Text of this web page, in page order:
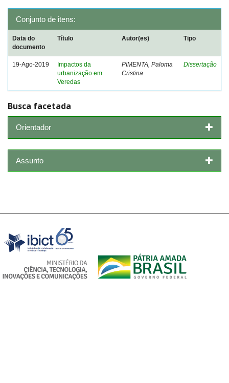
Conjunto de itens:
Data do
documento
Título Autor(es) Tipo
19-Ago-2019
Impactos da
urbanização em
Veredas
PIMENTA, Paloma
Cristina
Dissertação
Busca facetada
Orientador
Assunto